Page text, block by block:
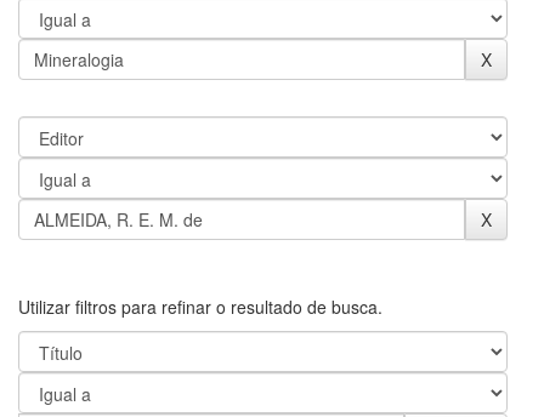
Utilizar filtros para refinar o resultado de busca.